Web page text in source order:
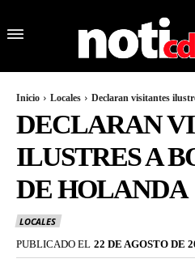
Inicio Locales Declaran visitantes
DECLARAN
ILUSTRES A
DE HOLANDA
LOCALES
PUBLICADO EL 22 DE AGOSTO DE